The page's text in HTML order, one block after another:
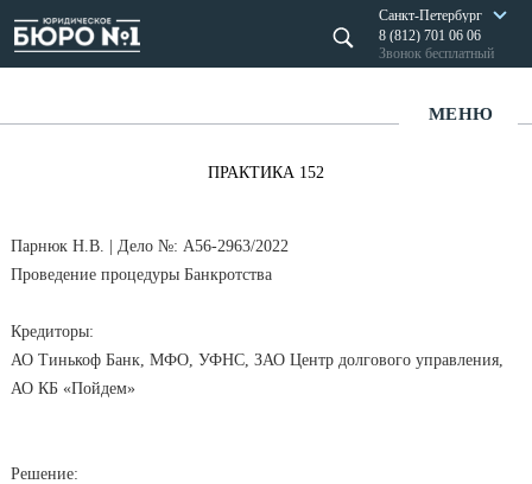
Санкт-Петербург
8 (812) 701 06 06
Звонок бесплатный
МЕНЮ
ПРАКТИКА 152
Парнюк Н.В. | Дело №: А56-2963/2022
Проведение процедуры Банкротства
Кредиторы:
АО Тинькоф Банк, МФО, УФНС, ЗАО Центр долгового управления,
АО КБ «Пойдем»
Решение: